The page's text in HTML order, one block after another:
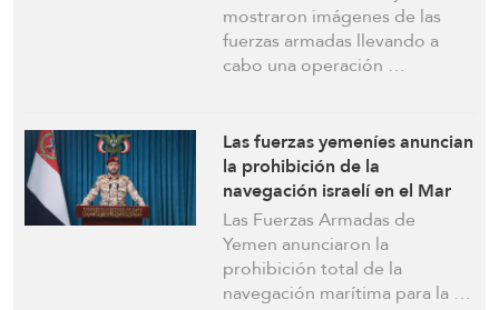
mostraron imágenes de las
fuerzas armadas llevando a
cabo una operación …
Las fuerzas yemeníes anuncian
la prohibición de la
navegación israelí en el Mar
Rojo y atacan objetivos
israelíes
Las Fuerzas Armadas de
Yemen anunciaron la
prohibición total de la
navegación marítima para la …